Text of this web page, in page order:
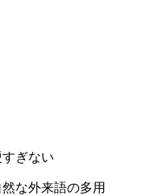
ぎない
な外来語の多用